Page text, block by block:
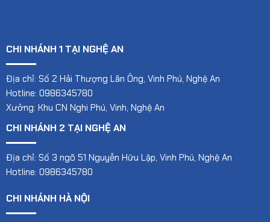
CHI NHÁNH 1 TẠI NGHỆ AN
Địa chỉ: Số 2 Hải Thượng Lãn Ông, Vinh Phú, Nghệ An
Hotline: 0986345780
Xưởng: Khu CN Nghi Phú, Vinh, Nghệ An
CHI NHÁNH 2 TẠI NGHỆ AN
Địa chỉ: Số 3 ngõ 51 Nguyễn Hữu Lập, Vinh Phú, Nghệ An
Hotline: 0986345780
CHI NHÁNH HÀ NỘI